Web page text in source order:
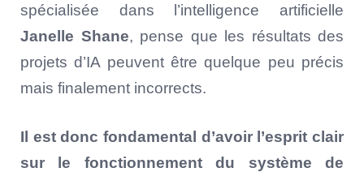
spécialisée dans l’intelligence artificielle
Janelle Shane, pense que les résultats des
projets d’IA peuvent être quelque peu précis
mais finalement incorrects.
Il est donc fondamental d’avoir l’esprit clair
sur le fonctionnement du système de